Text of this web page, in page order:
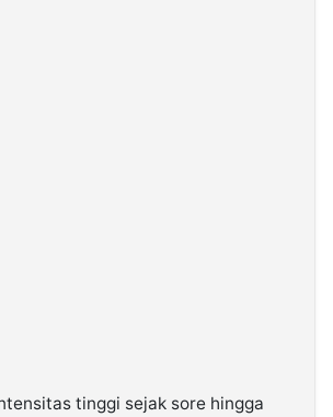
tinggi sejak sore hingga